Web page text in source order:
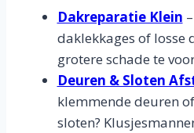
Dakreparatie Klein
daklekkages of losse
grotere schade te
Deuren & Sloten
klemmende deuren
sloten?